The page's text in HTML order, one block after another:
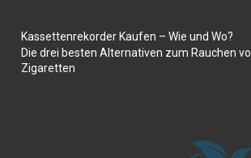
Kassettenrekorder Kaufen – Wie und Wo?
Die drei besten Alternativen zum Rauchen
Zigaretten